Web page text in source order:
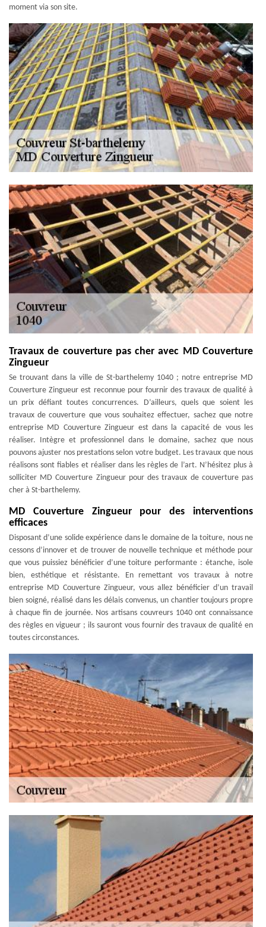
moment via son site.
Travaux de couverture pas cher avec MD Couverture
Zingueur
Se trouvant dans la ville de St-barthelemy 1040 ; notre entreprise MD
Couverture Zingueur est reconnue pour fournir des travaux de qualité à
un prix défiant toutes concurrences. D’ailleurs, quels que soient les
travaux de couverture que vous souhaitez effectuer, sachez que notre
entreprise MD Couverture Zingueur est dans la capacité de vous les
réaliser. Intègre et professionnel dans le domaine, sachez que nous
pouvons ajuster nos prestations selon votre budget. Les travaux que nous
réalisons sont fiables et réaliser dans les règles de l’art. N’hésitez plus à
solliciter MD Couverture Zingueur pour des travaux de couverture pas
cher à St-barthelemy.
MD Couverture Zingueur pour des interventions
efficaces
Disposant d’une solide expérience dans le domaine de la toiture, nous ne
cessons d’innover et de trouver de nouvelle technique et méthode pour
que vous puissiez bénéficier d’une toiture performante : étanche, isole
bien, esthétique et résistante. En remettant vos travaux à notre
entreprise MD Couverture Zingueur, vous allez bénéficier d’un travail
bien soigné, réalisé dans les délais convenus, un chantier toujours propre
à chaque fin de journée. Nos artisans couvreurs 1040 ont connaissance
des règles en vigueur ; ils sauront vous fournir des travaux de qualité en
toutes circonstances.